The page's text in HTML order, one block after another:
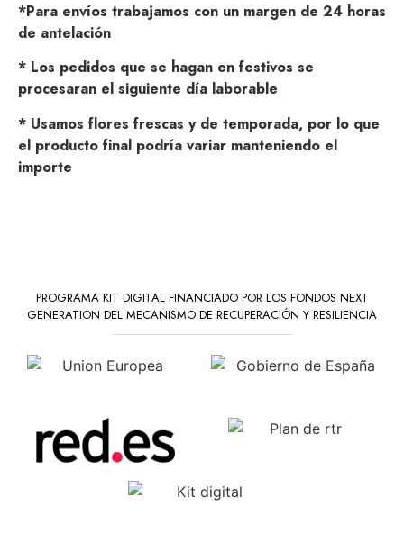
*Para envíos trabajamos con un margen de 24 horas
de antelación
* Los pedidos que se hagan en festivos se
procesaran el siguiente día laborable
* Usamos flores frescas y de temporada, por lo que
el producto final podría variar manteniendo el
importe
PROGRAMA KIT DIGITAL FINANCIADO POR LOS FONDOS NEXT
GENERATION DEL MECANISMO DE RECUPERACIÓN Y RESILIENCIA